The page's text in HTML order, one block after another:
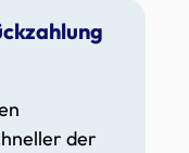
der